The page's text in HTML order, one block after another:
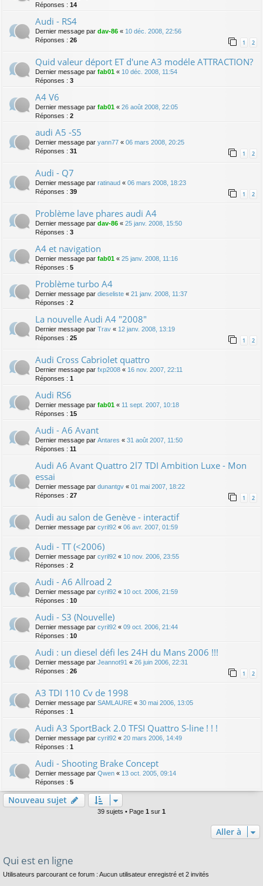
Réponses : 14
Audi - RS4
Dernier message par dav-86 « 10 déc. 2008, 22:56
Réponses : 26 1 2
Quid valeur déport ET d'une A3 modéle ATTRACTION?
Dernier message par fab01 « 10 déc. 2008, 11:54
Réponses : 3
A4 V6
Dernier message par fab01 « 26 août 2008, 22:05
Réponses : 2
audi A5 -S5
Dernier message par yann77 « 06 mars 2008, 20:25
Réponses : 31 1 2
Audi - Q7
Dernier message par ratinaud « 06 mars 2008, 18:23
Réponses : 39 1 2
Problème lave phares audi A4
Dernier message par dav-86 « 25 janv. 2008, 15:50
Réponses : 3
A4 et navigation
Dernier message par fab01 « 25 janv. 2008, 11:16
Réponses : 5
Problème turbo A4
Dernier message par dieseliste « 21 janv. 2008, 11:37
Réponses : 2
La nouvelle Audi A4 "2008"
Dernier message par Trav « 12 janv. 2008, 13:19
Réponses : 25 1 2
Audi Cross Cabriolet quattro
Dernier message par fxp2008 « 16 nov. 2007, 22:11
Réponses : 1
Audi RS6
Dernier message par fab01 « 11 sept. 2007, 10:18
Réponses : 15
Audi - A6 Avant
Dernier message par Antares « 31 août 2007, 11:50
Réponses : 11
Audi A6 Avant Quattro 2l7 TDI Ambition Luxe - Mon
essai
Dernier message par dunantgv « 01 mai 2007, 18:22
Réponses : 27 1 2
Audi au salon de Genève - interactif
Dernier message par cyril92 « 06 avr. 2007, 01:59
Audi - TT (<2006)
Dernier message par cyril92 « 10 nov. 2006, 23:55
Réponses : 2
Audi - A6 Allroad 2
Dernier message par cyril92 « 10 oct. 2006, 21:59
Réponses : 10
Audi - S3 (Nouvelle)
Dernier message par cyril92 « 09 oct. 2006, 21:44
Réponses : 10
Audi : un diesel défi les 24H du Mans 2006 !!!
Dernier message par Jeannot91 « 26 juin 2006, 22:31
Réponses : 26 1 2
A3 TDI 110 Cv de 1998
Dernier message par SAMLAURE « 30 mai 2006, 13:05
Réponses : 1
Audi A3 SportBack 2.0 TFSI Quattro S-line ! ! !
Dernier message par cyril92 « 20 mars 2006, 14:49
Réponses : 1
Audi - Shooting Brake Concept
Dernier message par Qwen « 13 oct. 2005, 09:14
Réponses : 5
Nouveau sujet
39 sujets • Page 1 sur 1
Aller à
Qui est en ligne
Utilisateurs parcourant ce forum : Aucun utilisateur enregistré et 2 invités